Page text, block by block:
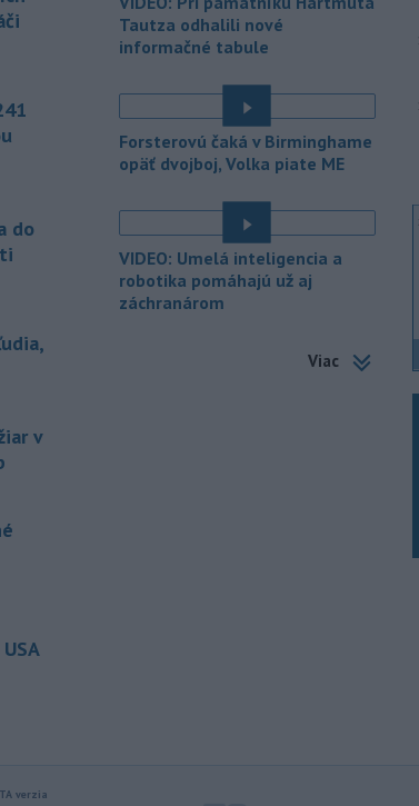
do
v
Donalda Trumpa plánuje Kolumbii
poskytnúť miliardu dolárov na pomoc
v oblasti bezpečnosti.
09:40 - Slovenským firmám naďalej
chýbajú pracovníci s konkrétnymi
zručnosťami pričom digitalizácia,
automatizácia a AI menia obsah
profesie. Účinným riešením na
prepojenie potrieb trhu práce s
pracovnou silou môže byť
rekvalifikácia.
západonílskou horúčkou po celej
Tautza odhalili nové
informačné tabule
Forsterovú čaká v Birminghame
opäť dvojboj, Volka piate ME
VIDEO: Umelá inteligencia a
robotika pomáhajú už aj
záchranárom
Viac